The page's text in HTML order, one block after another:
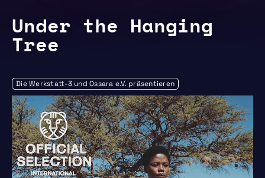
Under the Hanging
Tree
Die Werkstatt-3 und Ossara e.V. präsentieren